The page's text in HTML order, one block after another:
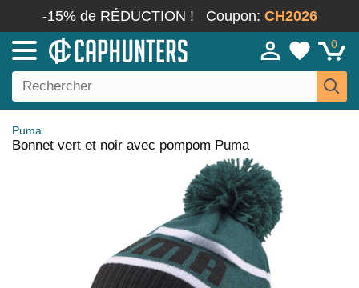
-15% de RÉDUCTION ! Coupon: CH2026
0
Puma
Bonnet vert et noir avec pompom Puma